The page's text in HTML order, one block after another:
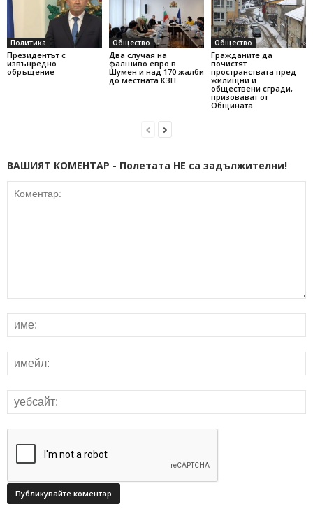
Политика
Президентът с
извънредно
обръщение
Общество
Два случая на
фалшиво евро в
Шумен и над 170 жалби
до местната КЗП
Общество
Гражданите да
почистят
пространствата пред
жилищни и
обществени сгради,
призовават от
Общината
ВАШИЯТ КОМЕНТАР - Полетата НЕ са задължителни!